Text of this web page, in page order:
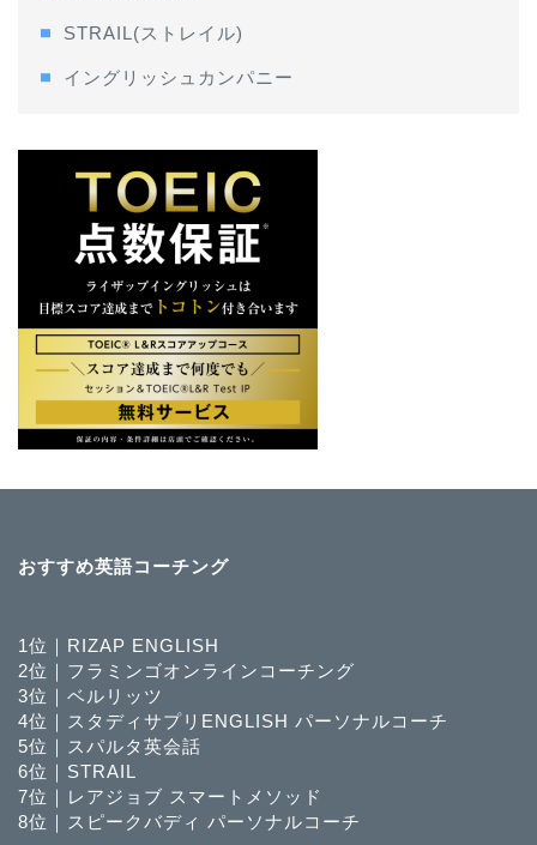
STRAIL(ストレイル)
イングリッシュカンパニー
おすすめ英語コーチング
1位｜RIZAP ENGLISH
2位｜フラミンゴオンラインコーチング
3位｜ベルリッツ
4位｜スタディサプリENGLISH パーソナルコーチ
5位｜スパルタ英会話
6位｜STRAIL
7位｜レアジョブ スマートメソッド
8位｜スピークバディ パーソナルコーチ